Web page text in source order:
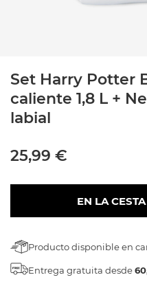
Set Harry Potter
caliente 1,8 L +
labial
25,99 €
EN LA
Producto disponible en
Entrega gratuita desde